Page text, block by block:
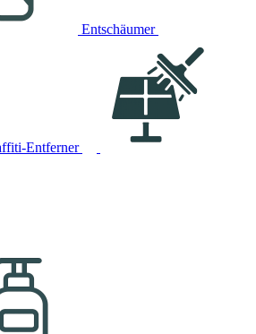
Entschäumer
Entferner